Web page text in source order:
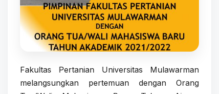
Fakultas Pertanian Universitas Mulawarman
melangsungkan pertemuan dengan Orang